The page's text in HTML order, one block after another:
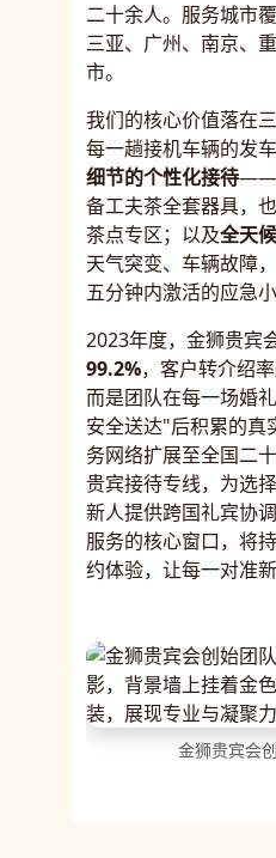
金狮贵宾会
二十余人。服务城市
三亚、广州、南京、
市。
我们的核心价值落在三
每一趟接机车辆的发
细节的个性化接待——
备工夫茶全套器具，
茶点专区；以及全天
天气突变、车辆故障
五分钟内激活的应急小
2023年度，金狮贵宾
99.2%，客户转介绍
而是团队在每一场婚
安全送达"后积累的真
务网络扩展至全国二
贵宾接待专线，为选
新人提供跨国礼宾协
服务的核心窗口，将
约体验，让每一对准